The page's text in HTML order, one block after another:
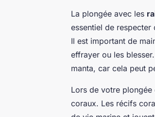
La plongée avec les
essentiel de respecter
Il est important de
effrayer ou les
manta, car cela peut
Lors de votre plongée
coraux. Les récifs